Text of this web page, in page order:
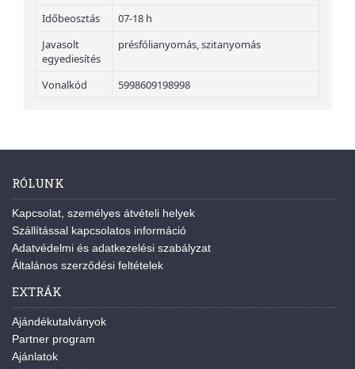
Időbeosztás
07-18 h
Javasolt
egyediesítés
présfólianyomás, szitanyomás
Vonalkód 5998609198998
RÓLUNK
Kapcsolat, személyes átvételi helyek
Szállítással kapcsolatos információ
Adatvédelmi és adatkezelési szabályzat
Általános szerződési feltételek
EXTRÁK
Ajándékutalványok
Partner program
Ajánlatok